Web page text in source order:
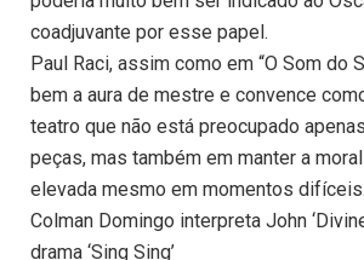
coadjuvante por esse papel.
Paul Raci, assim como em “O Som do
bem a aura de mestre e convence
teatro que não está preocupado
peças, mas também em manter a
elevada mesmo em momentos difíceis.
Colman Domingo interpreta John
drama ‘Sing Sing’